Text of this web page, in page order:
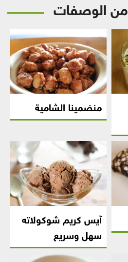
من الوصفات
منضمينا الشامية
آيس كريم شوكولاته
سهل وسريع